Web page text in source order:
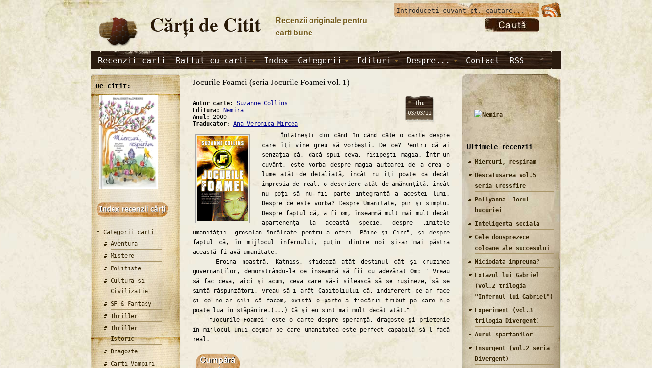
Cărţi de Citit
Recenzii originale pentru
carti bune
Recenzii carti Raftul cu carti Index Categorii Edituri Despre... Contact RSS
De citit:
Categorii carti
Aventura
Mistere
Politiste
Cultura si
Civilizatie
SF & Fantasy
Thriller
Thriller
Istoric
Dragoste
Carti Vampiri
Jocurile Foamei (seria Jocurile Foamei vol. 1)
Thu
03/03/11
Autor carte: Suzanne Collins
Editura:
Nemira
Anul: 2009
Traducator: Ana Veronica Mircea
Întâlneşti din când în când câte o carte despre
care îţi vine greu să vorbeşti. De ce? Pentru că ai
senzaţia că, dacă spui ceva, risipeşti magia. Într-un
cuvânt, este vorba despre magia autoarei de a crea o
lume atât de detaliată, încât nu îţi poate da decât
impresia de real, o descriere atât de amănunţită, încât
nu poţi să nu fii parte integrantă a acestei lumi.
Despre ce este vorba? Despre Umanitate, pur şi simplu.
Despre faptul că, a fi om, înseamnă mult mai mult decât
apartenenţa la această specie, despre limitele
umanităţii, grosolan încălcate pentru a oferi "Pâine şi Circ", şi despre
faptul că, în mijlocul infernului, puţini dintre noi şi-ar mai păstra
această firavă umanitate.
Eroina noastră, Katniss, sfidează atât destinul cât şi cruzimea
guvernanţilor, demonstrându-le ce înseamnă să fii cu adevărat Om: " Vreau
să fac ceva, aici şi acum, ceva care să-i silească să se ruşineze, să se
simtă răspunzători, vreau să-i arăt Capitoliului că, indiferent ce-ar face
şi ce ne-ar sili să facem, există o parte a fiecărui tribut pe care n-o
poate lua în stăpânire.(...) Că şi eu sunt mai mult decât atât."
"Jocurile Foamei" este o carte despre speranţă, dragoste şi prietenie
în mijlocul unui coşmar pe care umanitatea este perfect capabilă să-l facă
real.
Ultimele recenzii
Miercuri, respiram
Descatusarea vol.5
seria Crossfire
Pollyanna. Jocul
bucuriei
Inteligenta sociala
Cele dousprezece
coloane ale succesului
Niciodata impreuna?
Extazul lui Gabriel
(vol.2 trilogia
"Infernul lui Gabriel")
Experiment (vol.3
trilogia Divergent)
Aurul spartanilor
Insurgent (vol.2 seria
Divergent)